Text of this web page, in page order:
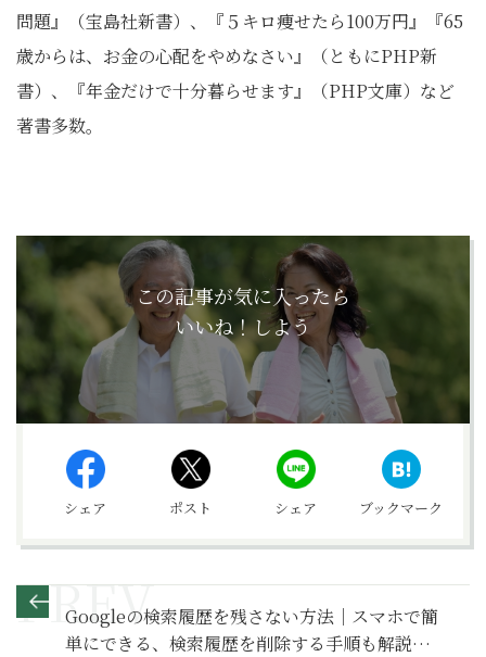
問題』（宝島社新書）、『５キロ痩せたら100万円』『65
歳からは、お金の心配をやめなさい』（ともにPHP新
書）、『年金だけで十分暮らせます』（PHP文庫）など
著書多数。
この記事が気に入ったら
いいね！しよう
シェア ポスト シェア ブックマーク
Googleの検索履歴を残さない方法｜スマホで簡
単にできる、検索履歴を削除する手順も解説